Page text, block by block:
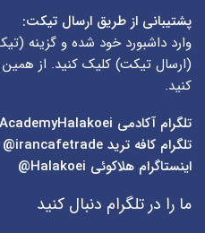
پشتیبانی از طریق ارسال تیکت:
وارد داشبورد خود شده و گزینه (
(ارسال تیکت) کلیک کنید. از
کنید.
تلگرام آکادمی
تلگرام کافه ترید irancafetrade@
اینستاگرام هلاکوئی Halakoei@
ما را در تلگرام دنبال کنید